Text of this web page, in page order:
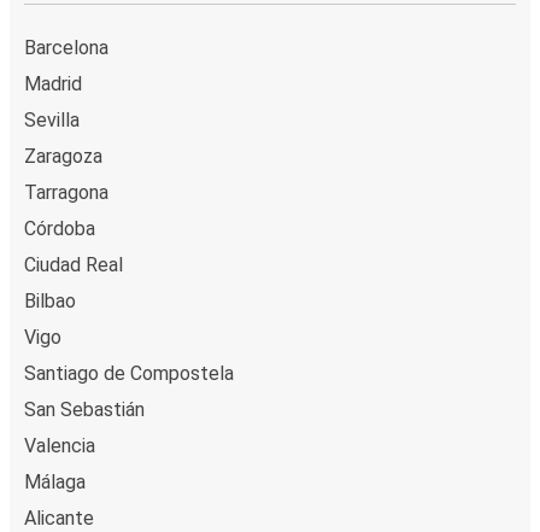
Barcelona
Madrid
Sevilla
Zaragoza
Tarragona
Córdoba
Ciudad Real
Bilbao
Vigo
Santiago de Compostela
San Sebastián
Valencia
Málaga
Alicante